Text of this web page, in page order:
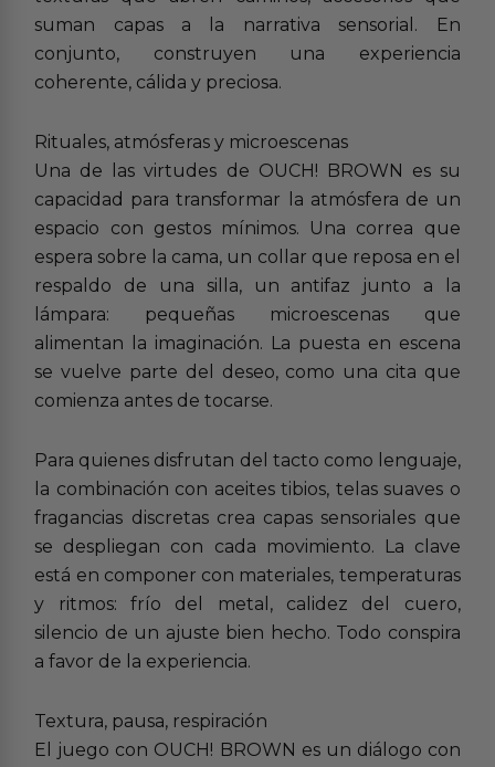
suman capas a la narrativa sensorial. En
conjunto, construyen una experiencia
coherente, cálida y preciosa.
Rituales, atmósferas y microescenas
Una de las virtudes de OUCH! BROWN es su
capacidad para transformar la atmósfera de un
espacio con gestos mínimos. Una correa que
espera sobre la cama, un collar que reposa en el
respaldo de una silla, un antifaz junto a la
lámpara: pequeñas microescenas que
alimentan la imaginación. La puesta en escena
se vuelve parte del deseo, como una cita que
comienza antes de tocarse.
Para quienes disfrutan del tacto como lenguaje,
la combinación con aceites tibios, telas suaves o
fragancias discretas crea capas sensoriales que
se despliegan con cada movimiento. La clave
está en componer con materiales, temperaturas
y ritmos: frío del metal, calidez del cuero,
silencio de un ajuste bien hecho. Todo conspira
a favor de la experiencia.
Textura, pausa, respiración
El juego con OUCH! BROWN es un diálogo con